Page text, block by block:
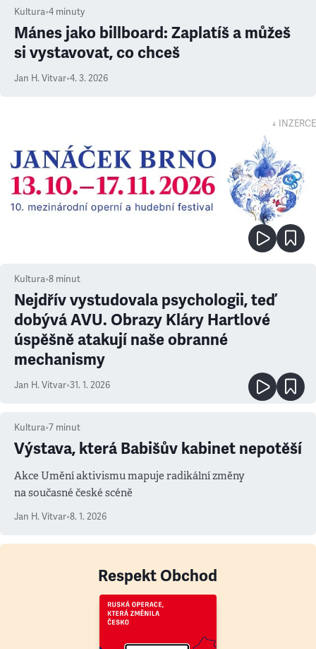
Kultura•4 minuty
Mánes jako billboard: Zaplatíš a můžeš
si vystavovat, co chceš
Jan H. Vitvar•4. 3. 2026
↓ INZERCE
Kultura•8 minut
Nejdřív vystudovala psychologii, teď
dobývá AVU. Obrazy Kláry Hartlové
úspěšně atakují naše obranné
mechanismy
Jan H. Vitvar•31. 1. 2026
Kultura•7 minut
Výstava, která Babišův kabinet nepotěší
Akce Umění aktivismu mapuje radikální změny
na současné české scéně
Jan H. Vitvar•8. 1. 2026
Respekt Obchod